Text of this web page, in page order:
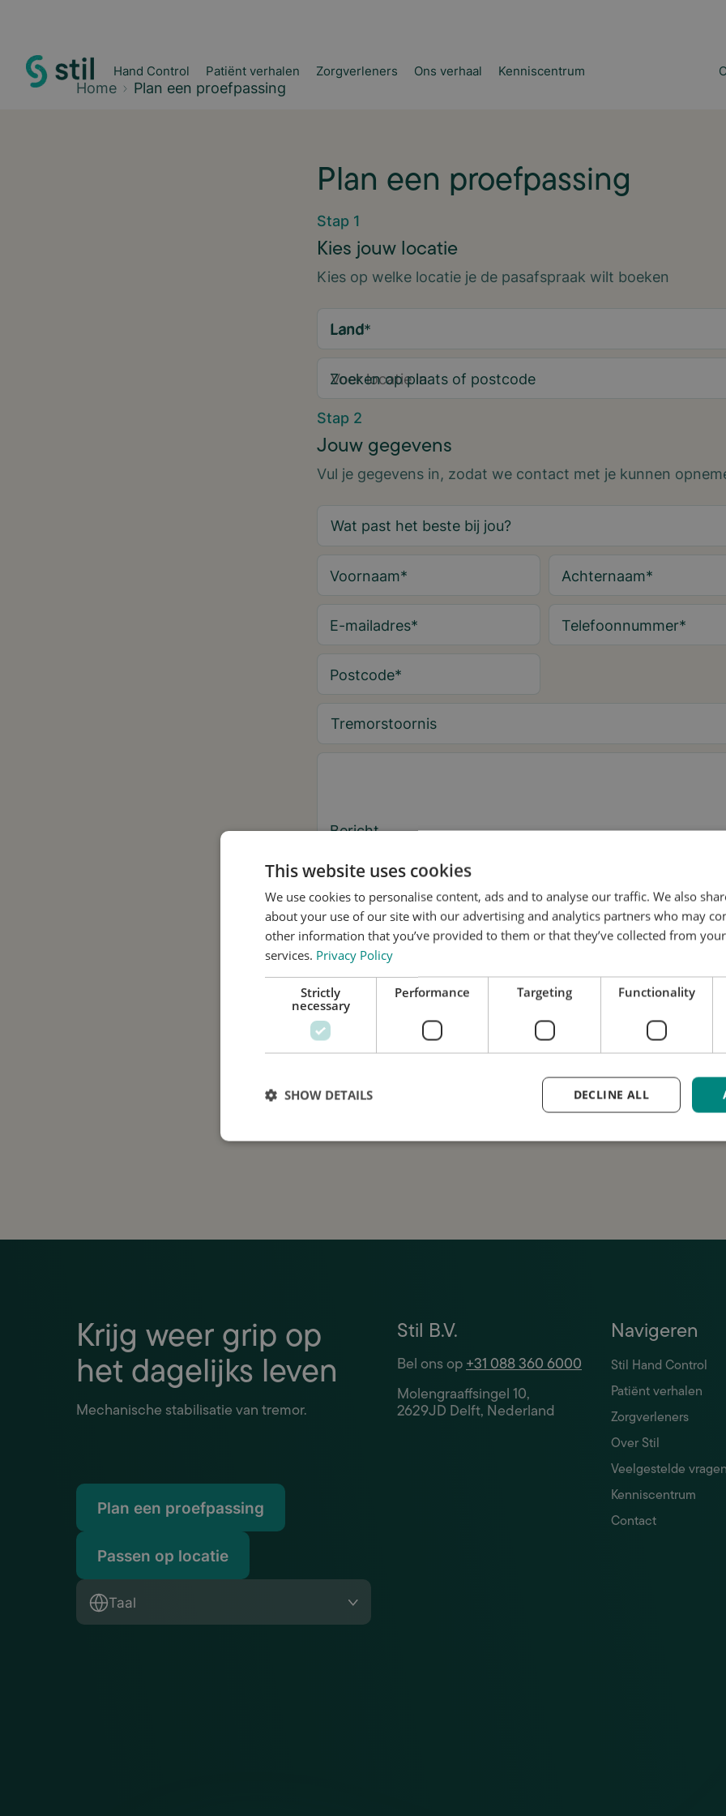
Hand Control Patiënt verhalen Zorgverleners Ons verhaal Kenniscentrum
Home Plan een proefpassing
Plan een proefpassing
Stap 1
Kies jouw locatie
Kies op welke locatie je de pasafspraak wilt boeken
Land*
Zoeken op plaats of postcode
Stap 2
Jouw gegevens
Vul je gegevens in, zodat we contact met je kunnen
Voornaam* Achternaam*
E-mailadres* Telefoonnummer*
Postcode*
Bericht
Ja, ik wil tips over de tremor en updates over Stil ontvangen.
onderzoek en verspreiding, in overeenstemming met het
privacybeleid
Plan een proefpassing
Houd me op de hoogte
Jouw aanvraag is gratis en vrijblijvend. Wij gaan zorgvuldig
Krijg weer grip op
het dagelijks leven
Mechanische stabilisatie van tremor.
Plan een proefpassing
Passen op locatie
Taal
Stil B.V.
Bel ons op+31 088 360 6000
Molengraaffsingel 10,
2629JD Delft, Nederland
Navigeren
Stil Hand Control
Patiënt verhalen
Zorgverleners
Over Stil
Veelgestelde
Kenniscentrum
Contact
This website uses cookies
We use cookies to personalise content, ads and to analyse our traffic. We also
about your use of our site with our advertising and analytics partners who may
other information that you’ve provided to them or that they’ve collected from
services. Privacy Policy
Strictly
necessary
Performance Targeting Functionality
DECLINE ALL
SHOW DETAILS